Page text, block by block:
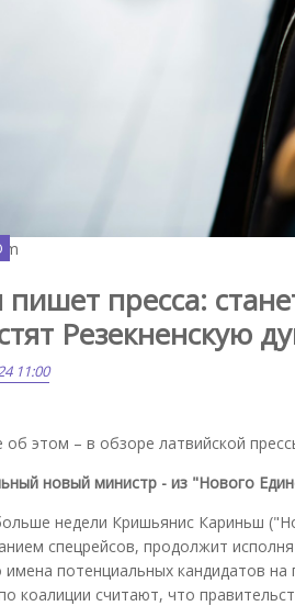
пресса:
Резекненскую
11:00
этом – в обзоре латвийской
новый министр - из "Нового
недели Кришьянис Кариньш
спецрейсов, продолжит
имена потенциальных кандидатов
коалиции считают, что